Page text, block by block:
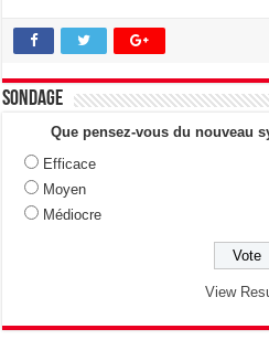
Sondage
Que pensez-vous du nouveau
Efficace
Moyen
Médiocre
View